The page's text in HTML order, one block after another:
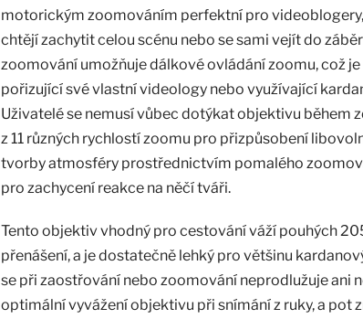
motorickým zoomováním perfektní pro
chtějí zachytit celou scénu nebo se sami vejít do
zoomování umožňuje dálkové ovládání zoomu, což
pořizující své vlastní videology nebo využívající
Uživatelé se nemusí vůbec dotýkat objektivu během
z 11 různých rychlostí zoomu pro přizpůsobení
tvorby atmosféry prostřednictvím pomalého
pro zachycení reakce na něčí tváři.
Tento objektiv vhodný pro cestování váží pouhých
přenášení, a je dostatečně lehký pro většinu
se při zaostřování nebo zoomování neprodlužuje ani
optimální vyvážení objektivu při snímání z ruky, a pot